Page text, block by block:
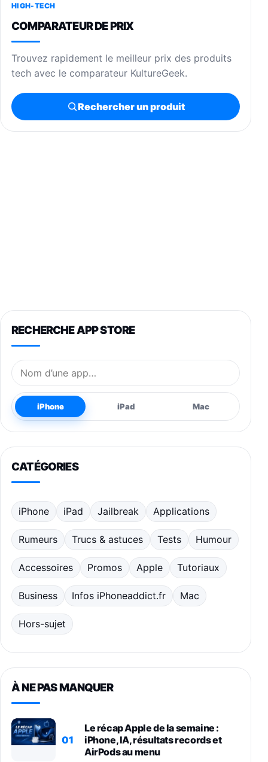
HIGH-TECH
COMPARATEUR DE PRIX
Trouvez rapidement le meilleur prix des produits
tech avec le comparateur KultureGeek.
Rechercher un produit
RECHERCHE APP STORE
Nom de l’application
iPhone iPad Mac
CATÉGORIES
iPhone iPad Jailbreak Applications
Rumeurs Trucs & astuces Tests Humour
Accessoires Promos Apple Tutoriaux
Business Infos iPhoneaddict.fr Mac
Hors-sujet
À NE PAS MANQUER
01
Le récap Apple de la semaine :
iPhone, IA, résultats records et
AirPods au menu